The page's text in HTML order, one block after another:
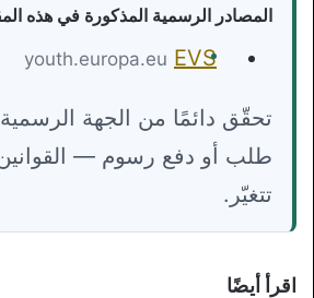
المصادر الرسمية المذكورة في هذه
EVS
youth.europa.eu
تحقّق دائمًا من الجهة
طلب أو دفع رسوم —
تتغيّر.
اقرأ أيضًا